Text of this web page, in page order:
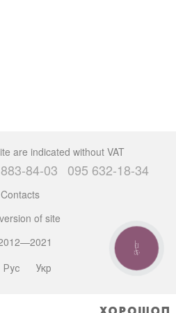
are indicated without VAT
84-03 095 632-18-34
Contacts
of site
Рус
Укр
CALL
BUTTON